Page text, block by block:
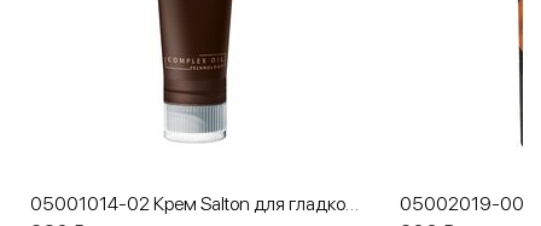
05001014-02 Крем Salton для гладкой кожи черный